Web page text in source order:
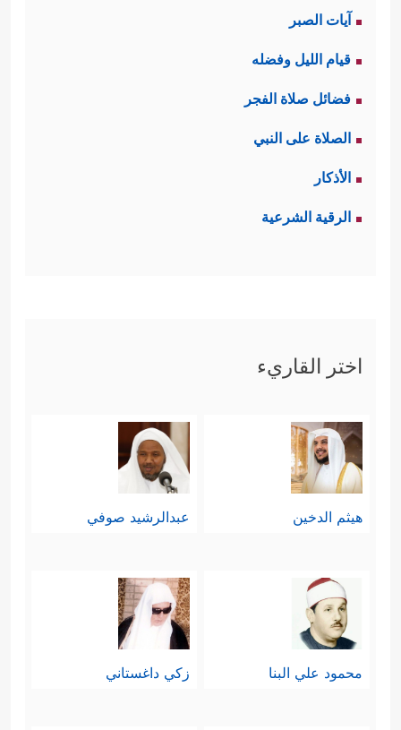
آيات الصبر
قيام الليل وفضله
فضائل صلاة الفجر
الصلاة على النبي
الأذكار
الرقية الشرعية
اختر القاريء
هيثم الدخين عبدالرشيد صوفي
محمود علي البنا زكي داغستاني